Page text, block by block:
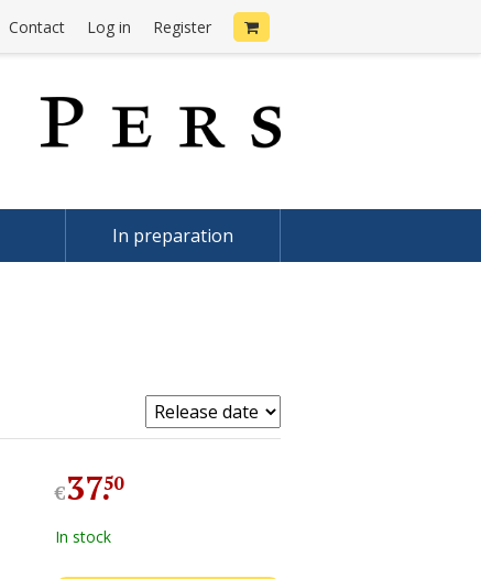
Contact Log in Register
In preparation
€37.
50
In stock